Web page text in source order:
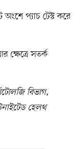
প্যাচ টেস্ট করে
ক্ষেত্রে সতর্ক
বিভাগ,
হেলথ